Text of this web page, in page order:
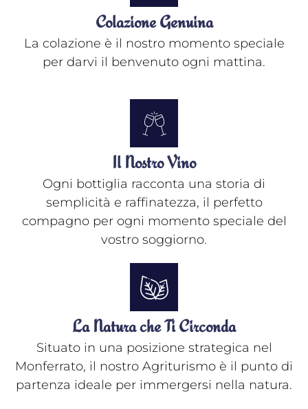
Colazione Genuina
La colazione è il nostro momento speciale
per darvi il benvenuto ogni mattina.
Il Nostro Vino
Ogni bottiglia racconta una storia di
semplicità e raffinatezza, il perfetto
compagno per ogni momento speciale del
vostro soggiorno.
La Natura che Ti Circonda
Situato in una posizione strategica nel
Monferrato, il nostro Agriturismo è il punto di
partenza ideale per immergersi nella natura.